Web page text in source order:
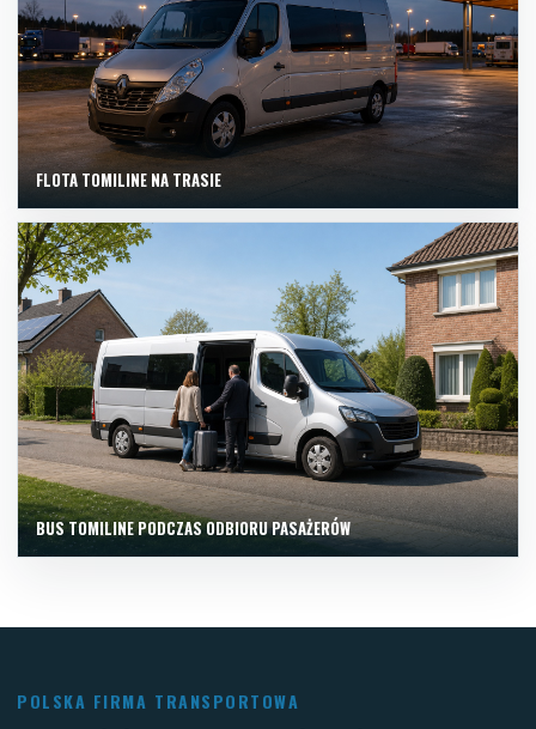
FLOTA TOMILINE NA TRASIE
BUS TOMILINE PODCZAS ODBIORU PASAŻERÓW
POLSKA FIRMA TRANSPORTOWA